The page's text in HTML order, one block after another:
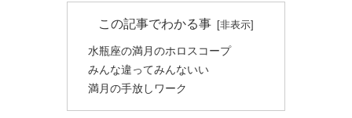
この記事でわかる事
水瓶座の満月のホロスコープ
みんな違ってみんないい
満月の手放しワーク